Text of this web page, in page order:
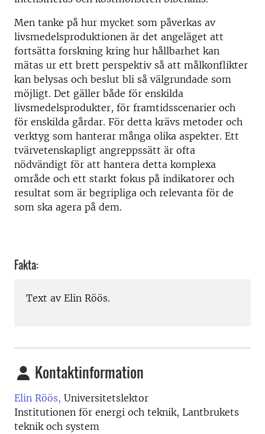
Men tanke på hur mycket som påverkas av
livsmedelsproduktionen är det angeläget att
fortsätta forskning kring hur hållbarhet kan
mätas ur ett brett perspektiv så att målkonflikter
kan belysas och beslut bli så välgrundade som
möjligt. Det gäller både för enskilda
livsmedelsprodukter, för framtidsscenarier och
för enskilda gårdar. För detta krävs metoder och
verktyg som hanterar många olika aspekter. Ett
tvärvetenskapligt angreppssätt är ofta
nödvändigt för att hantera detta komplexa
område och ett starkt fokus på indikatorer och
resultat som är begripliga och relevanta för de
som ska agera på dem.
Fakta:
Text av Elin Röös.
Kontaktinformation
Elin Röös, Universitetslektor
Institutionen för energi och teknik, Lantbrukets
teknik och system